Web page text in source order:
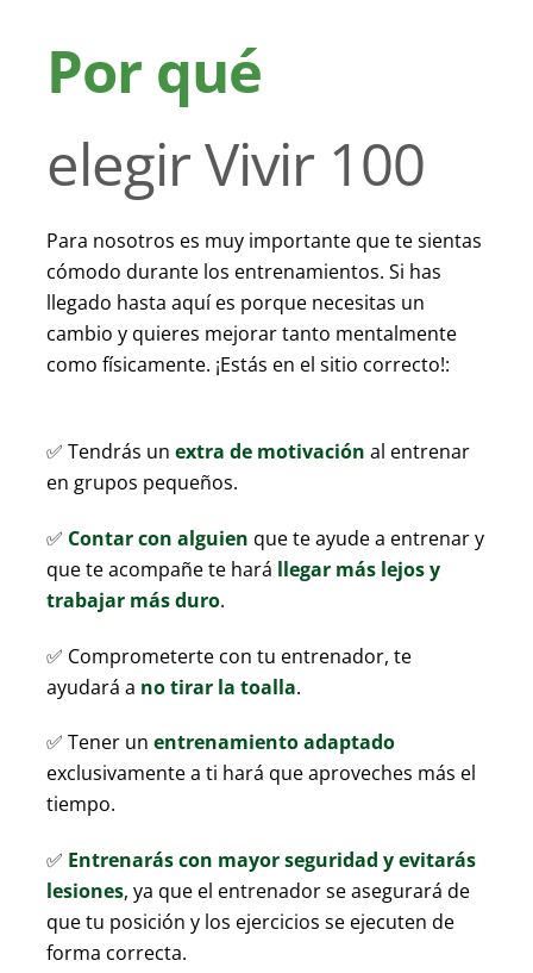
Por qué
elegir Vivir 100
Para nosotros es muy importante que te sientas
cómodo durante los entrenamientos. Si has
llegado hasta aquí es porque necesitas un
cambio y quieres mejorar tanto mentalmente
como físicamente. ¡Estás en el sitio correcto!:
✅ Tendrás un extra de motivación al entrenar
en grupos pequeños.
✅ Contar con alguien que te ayude a entrenar y
que te acompañe te hará llegar más lejos y
trabajar más duro.
✅ Comprometerte con tu entrenador, te
ayudará a no tirar la toalla.
✅ Tener un entrenamiento adaptado
exclusivamente a ti hará que aproveches más el
tiempo.
✅ Entrenarás con mayor seguridad y evitarás
lesiones, ya que el entrenador se asegurará de
que tu posición y los ejercicios se ejecuten de
forma correcta.